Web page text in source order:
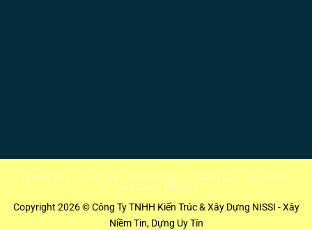
TRANG CHỦ THIẾT KẾ PHONG THỦY BẢNG GIÁ
THI CÔNG
ĐÀO TẠO
LIÊN HỆ
Copyright 2026 © Công Ty TNHH Kiến Trúc & Xây Dựng NISSI - Xây
Niềm Tin, Dựng Uy Tín